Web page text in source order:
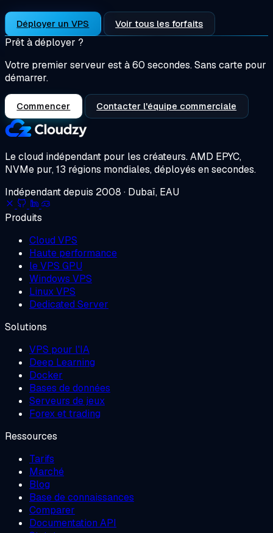
Déployer un VPS Voir tous les forfaits
Prêt à déployer ?
Votre premier serveur est à 60 secondes. Sans carte pour
démarrer.
Commencer Contacter l'équipe commerciale
Le cloud indépendant pour les créateurs.AMD EPYC,
NVMe pur, 13 régions mondiales, déployés en secondes.
Indépendant depuis 2008 · Dubaï, EAU
Produits
Cloud VPS
Haute performance
le VPS GPU
Windows VPS
Linux VPS
Dedicated Server
Solutions
VPS pour l'IA
Deep Learning
Docker
Bases de données
Serveurs de jeux
Forex et trading
Ressources
Tarifs
Marché
Blog
Base de connaissances
Comparer
Documentation API